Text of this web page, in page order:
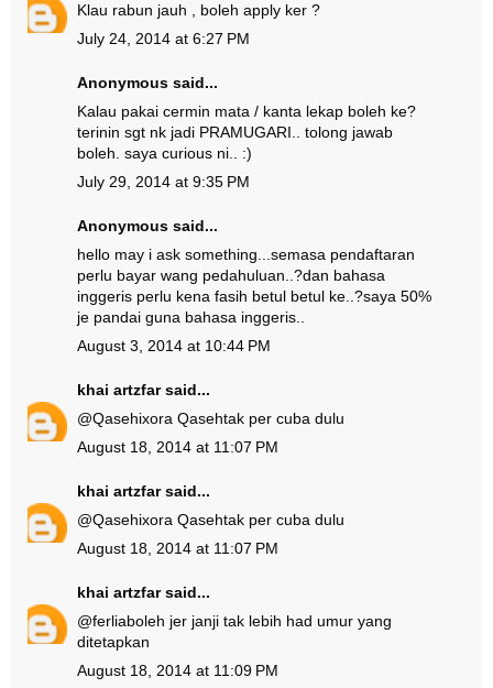
Klau rabun jauh , boleh apply ker ?
July 24, 2014 at 6:27 PM
Anonymous said...
Kalau pakai cermin mata / kanta lekap boleh ke?
terinin sgt nk jadi PRAMUGARI.. tolong jawab
boleh. saya curious ni.. :)
July 29, 2014 at 9:35 PM
Anonymous said...
hello may i ask something...semasa pendaftaran
perlu bayar wang pedahuluan..?dan bahasa
inggeris perlu kena fasih betul betul ke..?saya 50%
je pandai guna bahasa inggeris..
August 3, 2014 at 10:44 PM
khai artzfarsaid...
@Qasehixora Qasehtak per cuba dulu
August 18, 2014 at 11:07 PM
khai artzfarsaid...
@Qasehixora Qasehtak per cuba dulu
August 18, 2014 at 11:07 PM
khai artzfarsaid...
@ferliaboleh jer janji tak lebih had umur yang
ditetapkan
August 18, 2014 at 11:09 PM